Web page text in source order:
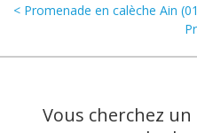
< Promenade en calèche Ain
Vous cherchez